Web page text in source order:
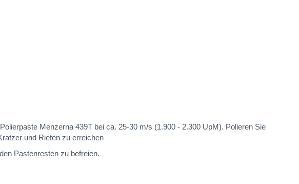
Menzerna 439T bei ca. 25-30 m/s (1.900 - 2.300 UpM). Polieren Sie
und Riefen zu erreichen
Pastenresten zu befreien.